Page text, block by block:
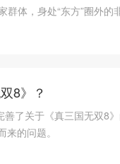
体，身处“东方”圈外的
8》？
了关于《真三国无双8》
的问题。